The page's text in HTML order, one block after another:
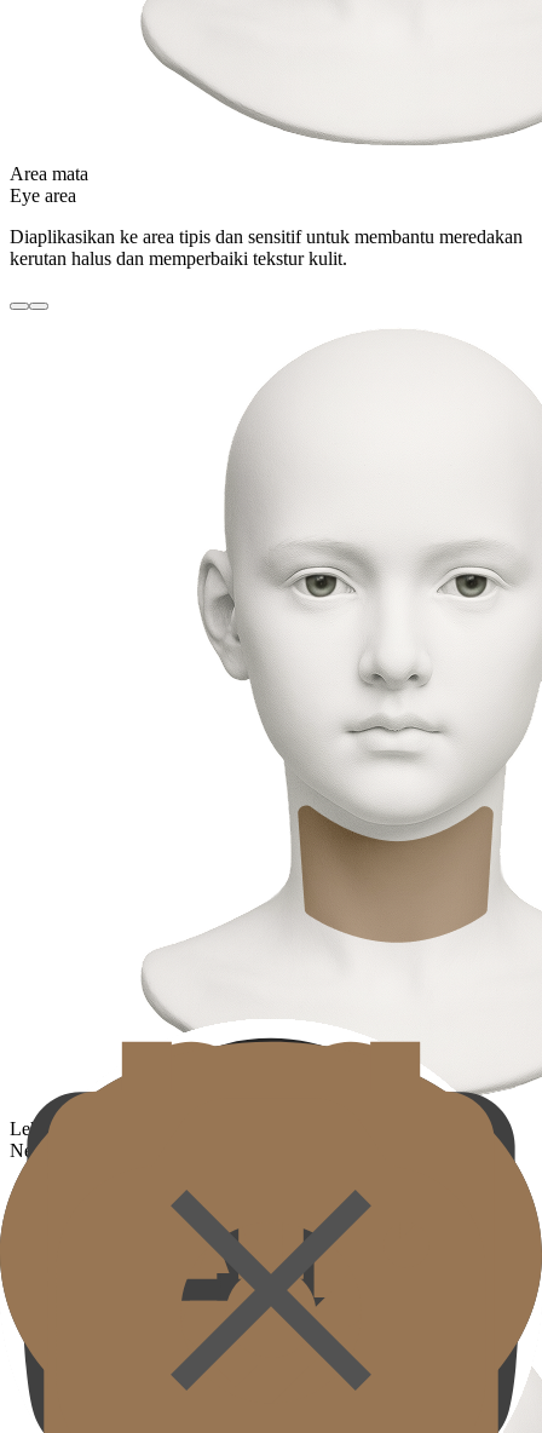
Area mata
Eye area
Diaplikasikan ke area tipis dan sensitif untuk membantu meredakan
kerutan halus dan memperbaiki tekstur kulit.
Leher
Neck
Area di mana kulit tipis dan elastisitas mudah menurun,
mempromosikan regenerasi kolagen untuk membantu meredakan
kerutan dan meningkatkan elastisitas tekstur kulit.